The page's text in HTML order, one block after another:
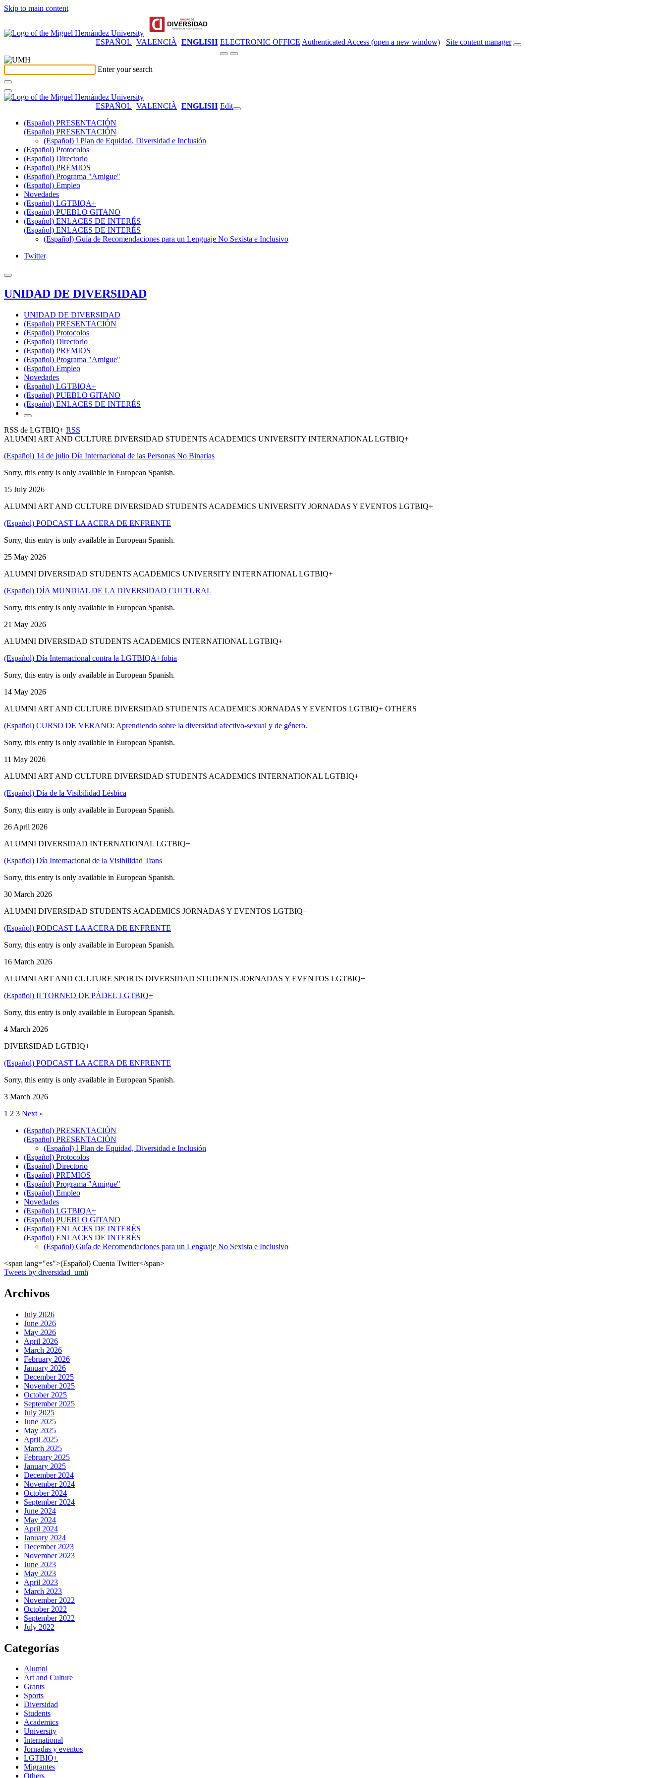
Skip to main content
ESPAÑOL VALENCIÀ ENGLISH ELECTRONIC OFFICE Authenticated Access (open a new window) Site content manager
Enter your search
ESPAÑOL VALENCIÀ ENGLISH Edit
(Español) PRESENTACIÓN
(Español) PRESENTACIÓN
(Español) I Plan de Equidad, Diversidad e Inclusión
(Español) Protocolos
(Español) Directorio
(Español) PREMIOS
(Español) Programa "Amigue"
(Español) Empleo
Novedades
(Español) LGTBIQA+
(Español) PUEBLO GITANO
(Español) ENLACES DE INTERÉS
(Español) ENLACES DE INTERÉS
(Español) Guía de Recomendaciones para un Lenguaje No Sexista e Inclusivo
Twitter
UNIDAD DE DIVERSIDAD
UNIDAD DE DIVERSIDAD
(Español) PRESENTACIÓN
(Español) Protocolos
(Español) Directorio
(Español) PREMIOS
(Español) Programa "Amigue"
(Español) Empleo
Novedades
(Español) LGTBIQA+
(Español) PUEBLO GITANO
(Español) ENLACES DE INTERÉS
RSS de LGTBIQ+ RSS
ALUMNI ART AND CULTURE DIVERSIDAD STUDENTS ACADEMICS UNIVERSITY INTERNATIONAL LGTBIQ+
(Español) 14 de julio Día Internacional de las Personas No Binarias
Sorry, this entry is only available in European Spanish.
15 July 2026
ALUMNI ART AND CULTURE DIVERSIDAD STUDENTS ACADEMICS UNIVERSITY JORNADAS Y EVENTOS LGTBIQ+
(Español) PODCAST LA ACERA DE ENFRENTE
Sorry, this entry is only available in European Spanish.
25 May 2026
ALUMNI DIVERSIDAD STUDENTS ACADEMICS UNIVERSITY INTERNATIONAL LGTBIQ+
(Español) DÍA MUNDIAL DE LA DIVERSIDAD CULTURAL
Sorry, this entry is only available in European Spanish.
21 May 2026
ALUMNI DIVERSIDAD STUDENTS ACADEMICS INTERNATIONAL LGTBIQ+
(Español) Día Internacional contra la LGTBIQA+fobia
Sorry, this entry is only available in European Spanish.
14 May 2026
ALUMNI ART AND CULTURE DIVERSIDAD STUDENTS ACADEMICS JORNADAS Y EVENTOS LGTBIQ+ OTHERS
(Español) CURSO DE VERANO: Aprendiendo sobre la diversidad afectivo-sexual y de género.
Sorry, this entry is only available in European Spanish.
11 May 2026
ALUMNI ART AND CULTURE DIVERSIDAD STUDENTS ACADEMICS INTERNATIONAL LGTBIQ+
(Español) Día de la Visibilidad Lésbica
Sorry, this entry is only available in European Spanish.
26 April 2026
ALUMNI DIVERSIDAD INTERNATIONAL LGTBIQ+
(Español) Día Internacional de la Visibilidad Trans
Sorry, this entry is only available in European Spanish.
30 March 2026
ALUMNI DIVERSIDAD STUDENTS ACADEMICS JORNADAS Y EVENTOS LGTBIQ+
(Español) PODCAST LA ACERA DE ENFRENTE
Sorry, this entry is only available in European Spanish.
16 March 2026
ALUMNI ART AND CULTURE SPORTS DIVERSIDAD STUDENTS JORNADAS Y EVENTOS LGTBIQ+
(Español) II TORNEO DE PÁDEL LGTBIQ+
Sorry, this entry is only available in European Spanish.
4 March 2026
DIVERSIDAD LGTBIQ+
(Español) PODCAST LA ACERA DE ENFRENTE
Sorry, this entry is only available in European Spanish.
3 March 2026
1 2 3 Next »
(Español) PRESENTACIÓN
(Español) PRESENTACIÓN
(Español) I Plan de Equidad, Diversidad e Inclusión
(Español) Protocolos
(Español) Directorio
(Español) PREMIOS
(Español) Programa "Amigue"
(Español) Empleo
Novedades
(Español) LGTBIQA+
(Español) PUEBLO GITANO
(Español) ENLACES DE INTERÉS
(Español) ENLACES DE INTERÉS
(Español) Guía de Recomendaciones para un Lenguaje No Sexista e Inclusivo
<span lang="es">(Español) Cuenta Twitter</span>
Tweets by diversidad_umh
Archivos
July 2026
June 2026
May 2026
April 2026
March 2026
February 2026
January 2026
December 2025
November 2025
October 2025
September 2025
July 2025
June 2025
May 2025
April 2025
March 2025
February 2025
January 2025
December 2024
November 2024
October 2024
September 2024
June 2024
May 2024
April 2024
January 2024
December 2023
November 2023
June 2023
May 2023
April 2023
March 2023
November 2022
October 2022
September 2022
July 2022
Categorías
Alumni
Art and Culture
Grants
Sports
Diversidad
Students
Academics
University
International
Jornadas y eventos
LGTBIQ+
Migrantes
Others